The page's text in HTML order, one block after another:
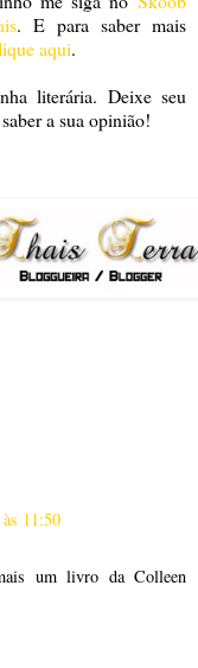
. E para saber mais
aqui.
literária. Deixe seu
a sua opinião!
11:50
um livro da Colleen